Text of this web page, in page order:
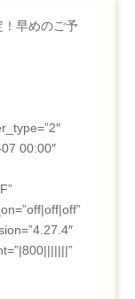
早めのご予
00:00″